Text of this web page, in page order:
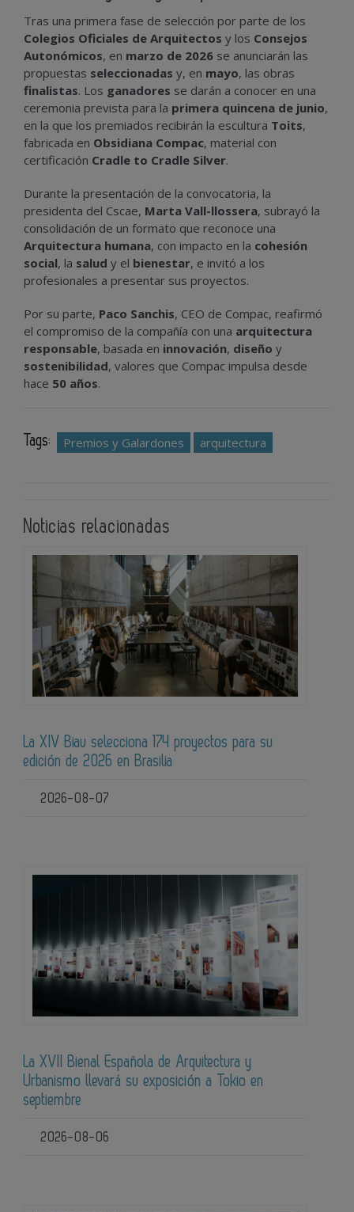
Tras una primera fase de selección por parte de los
Colegios Oficiales de Arquitectos y los Consejos
Autonómicos, en marzo de 2026 se anunciarán las
propuestas seleccionadas y, en mayo, las obras
finalistas. Los ganadores se darán a conocer en una
ceremonia prevista para la primera quincena de junio,
en la que los premiados recibirán la escultura Toits,
fabricada en Obsidiana Compac, material con
certificación Cradle to Cradle Silver.
Durante la presentación de la convocatoria, la
presidenta del Cscae, Marta Vall-llossera, subrayó la
consolidación de un formato que reconoce una
Arquitectura humana, con impacto en la cohesión
social, la salud y el bienestar, e invitó a los
profesionales a presentar sus proyectos.
Por su parte, Paco Sanchis, CEO de Compac, reafirmó
el compromiso de la compañía con una arquitectura
responsable, basada en innovación, diseño y
sostenibilidad, valores que Compac impulsa desde
hace 50 años.
Tags: Premios y Galardones arquitectura
Noticias relacionadas
La XIV Biau selecciona 174 proyectos para su
edición de 2026 en Brasilia
2026-08-07
La XVII Bienal Española de Arquitectura y
Urbanismo llevará su exposición a Tokio en
septiembre
2026-08-06